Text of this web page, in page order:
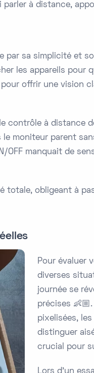
parler à distance,
par sa simplicité et
les appareils pour
offrir une vision
à distance
moniteur parent
manquait de
obligeant à
Pour évaluer
diverses
journée se
précises
pixelisées,
distinguer
crucial pour